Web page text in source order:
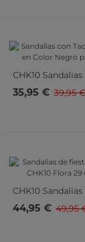
CHK10 Sandalias
Tacón CHIKA10
Negro Para Mujer
35,95 € 39,95 €
CHK10 Sandalias
Fiesta Con Tacón
Flora 29 Doradas
44,95 € 49,95